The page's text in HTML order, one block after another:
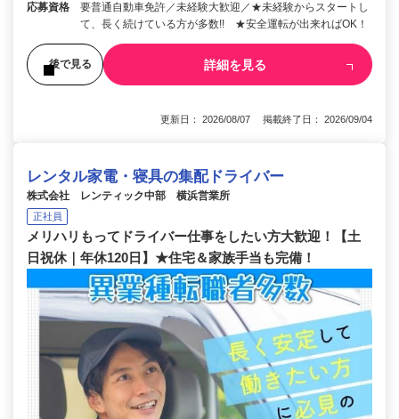
応募資格
要普通自動車免許／未経験大歓迎／★未経験からスタートし
て、長く続けている方が多数!! ★安全運転が出来ればOK！
後で見る 詳細を見る
更新日： 2026/08/07 掲載終了日： 2026/09/04
レンタル家電・寝具の集配ドライバー
株式会社 レンティック中部 横浜営業所
正社員
メリハリもってドライバー仕事をしたい方大歓迎！【土
日祝休｜年休120日】★住宅＆家族手当も完備！